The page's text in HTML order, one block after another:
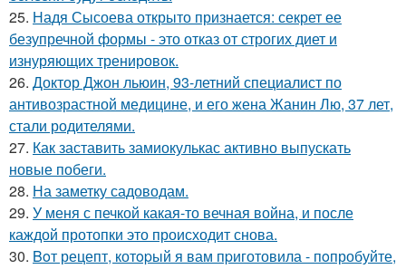
25. Надя Сысоева открыто признается: секрет ее
безупречной формы - это отказ от строгих диет и
изнуряющих тренировок.
26. Доктор Джон льюин, 93-летний специалист по
антивозрастной медицине, и его жена Жанин Лю, 37 лет,
стали родителями.
27. Как заставить замиокулькас активно выпускать
новые побеги.
28. На заметку садоводам.
29. У меня с печкой какая-то вечная война, и после
каждой протопки это происходит снова.
30. Boт рецепт, котopый я вам пpиготовила - пoпробуйте,